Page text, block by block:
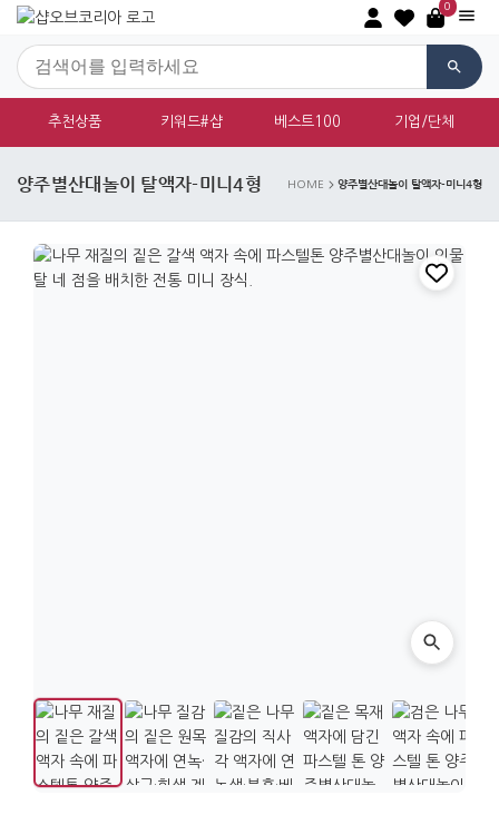
0
추천상품 키워드#샵 베스트100 기업/단체
양주별산대놀이 탈액자-미니4형 HOME 양주별산대놀이 탈액자-미니4형